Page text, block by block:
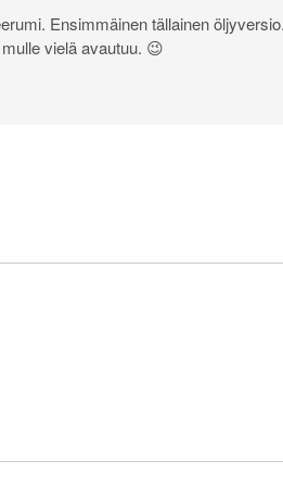
Ensimmäinen tällainen
vielä avautuu. 😉